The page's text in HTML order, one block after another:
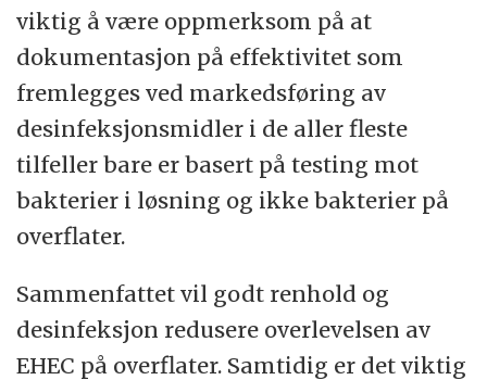
viktig å være oppmerksom på at
dokumentasjon på effektivitet som
fremlegges ved markedsføring av
desinfeksjonsmidler i de aller fleste
tilfeller bare er basert på testing mot
bakterier i løsning og ikke bakterier på
overflater.
Sammenfattet vil godt renhold og
desinfeksjon redusere overlevelsen av
EHEC på overflater. Samtidig er det viktig